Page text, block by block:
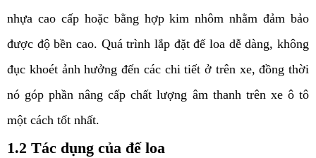
nhựa cao cấp hoặc bằng hợp kim nhôm nhằm đảm bảo
được độ bền cao. Quá trình lắp đặt đế loa dễ dàng, không
đục khoét ảnh hưởng đến các chi tiết ở trên xe, đồng thời
nó góp phần nâng cấp chất lượng âm thanh trên xe ô tô
một cách tốt nhất.
1.2 Tác dụng của đế loa